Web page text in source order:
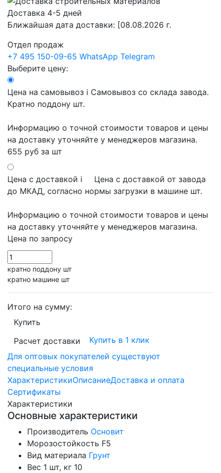
Доставка 4-5 дней
Ближайшая дата доставки: [08.08.2026 г.
Отдел продаж
+7 495 150-09-65 WhatsApp Telegram
Выберите цену:
Цена на самовывоз i Самовывоз со склада завода.
Кратно поддону шт.
Информацию о точной стоимости товаров и цены
на доставку уточняйте у менеджеров магазина.
655 руб за шт
Цена с доставкой i
Цена с доставкой от завода
до МКАД, согласно нормы загрузки в машине шт.
Информацию о точной стоимости товаров и цены
на доставку уточняйте у менеджеров магазина.
Цена по запросу
кратно поддону шт
кратно машине шт
Итого на сумму:
Купить
Расчет доставки
Купить в 1 клик
Для оптовых покупателей существуют
специальные условия
ХарактеристикиОписаниеДоставка и оплата
Сертификаты
Характеристики
Основные характеристики
Производитель Основит
Морозостойкость F5
Вид материала Грунт
Вес 1 шт, кг 10